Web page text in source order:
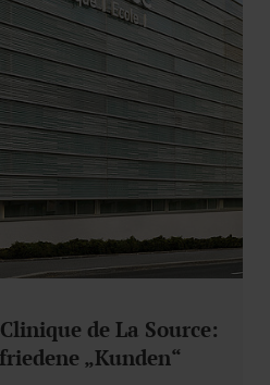
de La Source:
„Kunden“